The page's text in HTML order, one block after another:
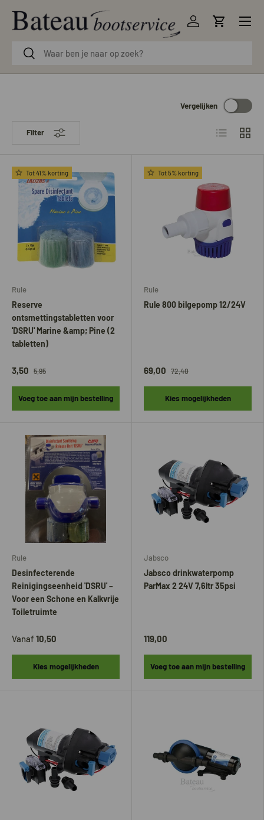
Ga naar inhoud
ZoekenZoeken
Inloggen
Menu
Filter
Vergelijken
Lijst Raster
Tot 41% korting
Rule
Reserve
ontsmettingstabletten voor
'DSRU' Marine &amp; Pine (2
tabletten)
3,50 5,95
Voeg toe aan mijn bestelling
Tot 5% korting
Rule
Rule 800 bilgepomp 12/24V
69,00 72,40
Kies mogelijkheden
Rule
Desinfecterende
Reinigingseenheid 'DSRU' –
Voor een Schone en Kalkvrije
Toiletruimte
Vanaf 10,50
Kies mogelijkheden
Jabsco
Jabsco drinkwaterpomp
ParMax 2 24V 7,6ltr 35psi
119,00
Voeg toe aan mijn bestelling